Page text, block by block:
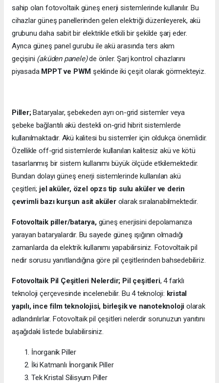
sahip olan fotovoltaik güneş enerji sistemlerinde kullanılır. Bu
cihazlar güneş panellerinden gelen elektriği düzenleyerek, akü
grubunu daha sabit bir elektrikle etkili bir şekilde şarj eder.
Ayrıca güneş panel gurubu ile akü arasında ters akım
geçişini (aküden panele)de önler. Şarj kontrol cihazlarını
piyasada MPPT ve PWM şeklinde iki çeşit olarak görmekteyiz.
Piller;Bataryalar, şebekeden ayrı on-grid sistemler veya
şebeke bağlantılı akü destekli on-grid hibrit sistemlerde
kullanılmaktadır. Akü kalitesi bu sistemler için oldukça önemlidir.
Özellikle off-grid sistemlerde kullanılan kalitesiz akü ve kötü
tasarlanmış bir sistem kullanımı büyük ölçüde etkilemektedir.
Bundan dolayı güneş enerji sistemlerinde kullanılan akü
çeşitleri; jel aküler, özel opzs tip sulu aküler ve derin
çevrimli bazı kurşun asit akülerolarak sıralanabilmektedir.
Fotovoltaik piller/batarya,güneş enerjisini depolamanıza
yarayan bataryalardır. Bu sayede güneş ışığının olmadığı
zamanlarda da elektrik kullanımı yapabilirsiniz. Fotovoltaik pil
nedir sorusu yanıtlandığına göre pil çeşitlerinden bahsedebiliriz.
Fotovoltaik Pil Çeşitleri Nelerdir; Pil çeşitleri, 4 farklı
teknoloji çerçevesinde incelenebilir. Bu 4 teknoloji: kristal
yapılı, ince film teknolojisi, birleşik ve nanoteknoloji olarak
adlandırılırlar. Fotovoltaik pil çeşitleri nelerdir sorunuzun yanıtını
aşağıdaki listede bulabilirsiniz.
İnorganik Piller
İki Katmanlı İnorganik Piller
Tek Kristal Silisyum Piller